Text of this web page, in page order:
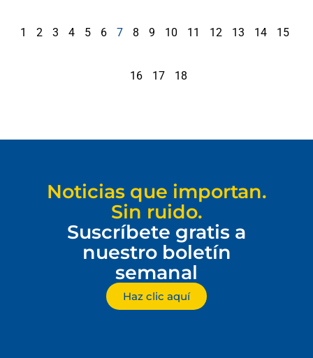
1 2 3 4 5 6 7 8 9 10 11 12 13 14 15
16 17 18
Noticias que importan.
Sin ruido.
Suscríbete gratis a
nuestro boletín
semanal
Haz clic aquí